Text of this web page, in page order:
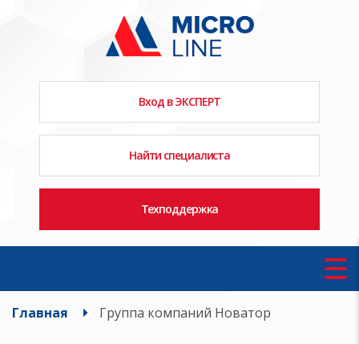
Вход в ЭКСПЕРТ
Найти специалиста
Техподдержка
Главная Группа компаний Новатор